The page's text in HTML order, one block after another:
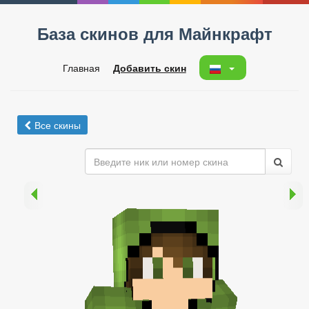
База скинов для Майнкрафт
Главная Добавить скин
Все скины